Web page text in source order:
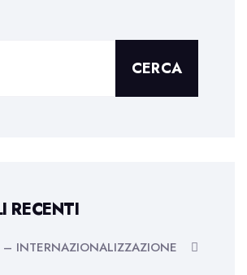
CERCA
RECENTI
– INTERNAZIONALIZZAZIONE